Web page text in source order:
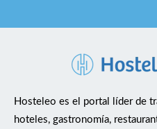
Hosteleo es el portal líder de
hoteles, gastronomía,